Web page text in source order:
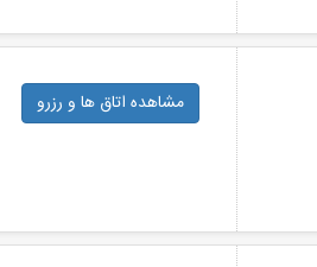
مشاهده اتاق ها و رزرو